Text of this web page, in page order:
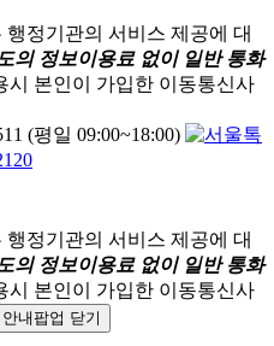
행정기관의 서비스 제공에 대
의 정보이용료 없이 일반 통화
시 본인이 가입한 이동통신사
(평일 09:00~18:00)
행정기관의 서비스 제공에 대
의 정보이용료 없이 일반 통화
시 본인이 가입한 이동통신사
내팝업 닫기